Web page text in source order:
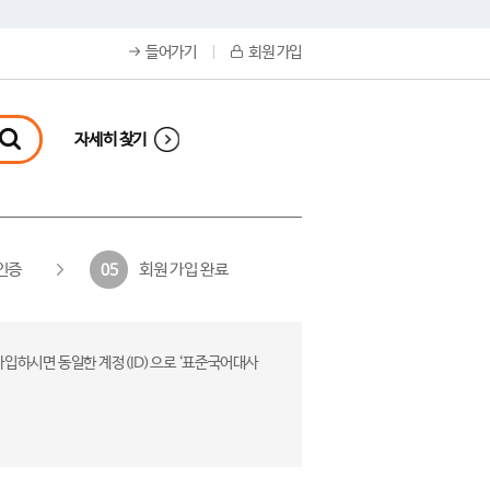
들어가기 회원 가입
자세히 찾기
증 05 회원 가입 완료
하시면 동일한 계정(ID)으로 ‘표준국어대사